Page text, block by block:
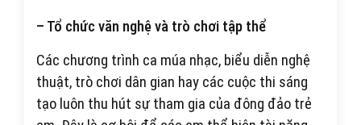
– Tổ chức văn nghệ và trò chơi tập thể
Các chương trình ca múa nhạc, biểu diễn nghệ
thuật, trò chơi dân gian hay các cuộc thi sáng
tạo luôn thu hút sự tham gia của đông đảo trẻ